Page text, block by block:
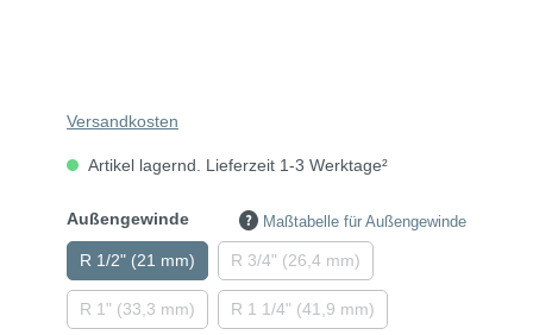
Versandkosten
Artikel lagernd. Lieferzeit 1-3 Werktage²
Außengewinde Maßtabelle für Außengewinde
R 1/2" (21 mm) R 3/4" (26,4 mm)
R 1" (33,3 mm) R 1 1/4" (41,9 mm)